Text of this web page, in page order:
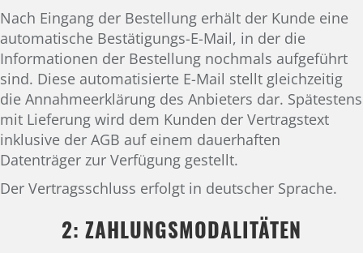
Nach Eingang der Bestellung erhält der Kunde eine
automatische Bestätigungs-E-Mail, in der die
Informationen der Bestellung nochmals aufgeführt
sind. Diese automatisierte E-Mail stellt gleichzeitig
die Annahmeerklärung des Anbieters dar. Spätestens
mit Lieferung wird dem Kunden der Vertragstext
inklusive der AGB auf einem dauerhaften
Datenträger zur Verfügung gestellt.
Der Vertragsschluss erfolgt in deutscher Sprache.
2: ZAHLUNGSMODALITÄTEN